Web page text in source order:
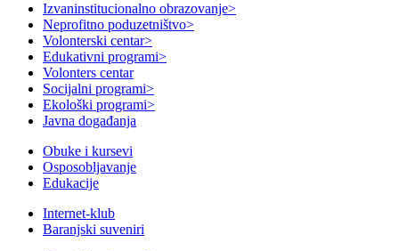
Izvaninstitucionalno obrazovanje>
Neprofitno poduzetništvo>
Volonterski centar>
Edukativni programi>
Volonters centar
Socijalni programi>
Ekološki programi>
Javna događanja
Obuke i kursevi
Osposobljavanje
Edukacije
Internet-klub
Baranjski suveniri